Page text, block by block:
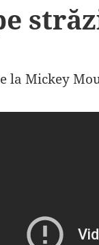
la Mickey